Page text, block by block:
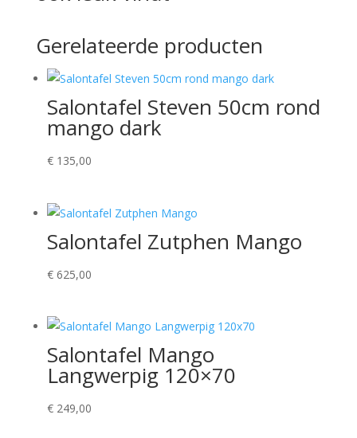
Gerelateerde producten
Salontafel Steven 50cm rond
mango dark
€135,00
Salontafel Zutphen Mango
€625,00
Salontafel Mango
Langwerpig 120×70
€249,00